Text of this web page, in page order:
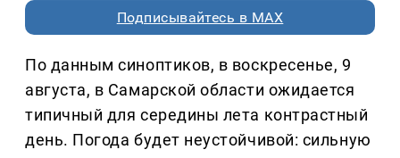
Подписывайтесь в MAX
По данным синоптиков, в воскресенье, 9
августа, в Самарской области ожидается
типичный для середины лета контрастный
день. Погода будет неустойчивой: сильную